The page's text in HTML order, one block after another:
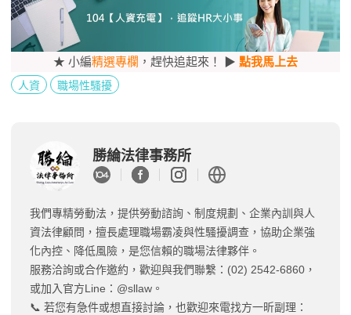
★ 小編精選專欄 ，趕快追起來！ ▶ 點我馬上去
人資 職場性騷擾
勝綸法律事務所
我們專精勞動法，提供勞動諮詢、制度規劃、企業內訓與人
資法律顧問，擅長處理職場霸凌與性騷擾調查，協助企業強
化內控、降低風險，是您信賴的職場法律夥伴。
服務洽詢或合作邀約，歡迎與我們聯繫：(02) 2542-6860，
或加入官方Line：@sllaw。
📞 若您有急件或想直接討論，也歡迎來電找方一昕副理：